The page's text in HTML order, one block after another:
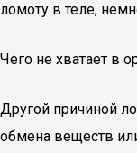
ломоту в теле,
Чего не хватает в
Другой причиной
обмена веществ